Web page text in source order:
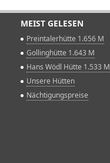
MEIST GELESEN
Preintalerhütte 1.656 M
Gollinghütte 1.643 M
Hans Wödl Hütte 1.533 M
Unsere Hütten
Nächtigungspreise